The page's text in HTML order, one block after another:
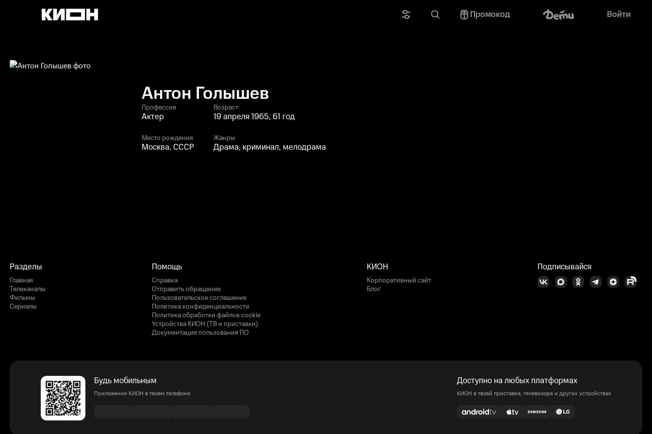
Промокод Войти
Антон Голышев
Профессия
Актер
Возраст
19 апреля 1965, 61 год
Место рождения
Москва, СССР
Жанры
Драма, криминал, мелодрама
Разделы
Главная
Телеканалы
Фильмы
Сериалы
Помощь
Справка
Отправить обращение
Пользовательское соглашение
Политика конфиденциальности
Политика обработки файлов cookie
Устройства КИОН (ТВ и приставки)
Документация пользования ПО
КИОН
Корпоративный сайт
Блог
Подписывайся
Будь мобильным
Приложение КИОН в твоем телефоне
Доступно на любых платформах
КИОН в твоей приставке, телевизоре и других устройствах